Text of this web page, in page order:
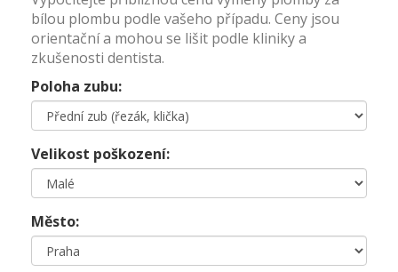
bílou plombu podle vašeho případu. Ceny jsou
orientační a mohou se lišit podle kliniky a
zkušenosti dentista.
Poloha zubu:
Velikost poškození:
Město: